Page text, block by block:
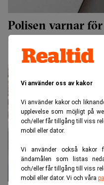
Vi använder oss av kakor
Vi använder kakor och
upplevelse som möjligt på
och/eller får tillgång till viss
mobil eller dator.
Vi använder också
ändamålen som listas
och/eller får tillgång till viss
mobil eller dator. Vi och våra
Polisen varnar
nästan omöjliga